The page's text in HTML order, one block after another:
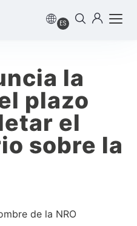
ES
la
plazo
el
sobre la
de la NRO